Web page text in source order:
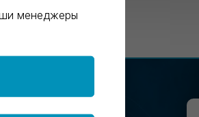
менеджеры